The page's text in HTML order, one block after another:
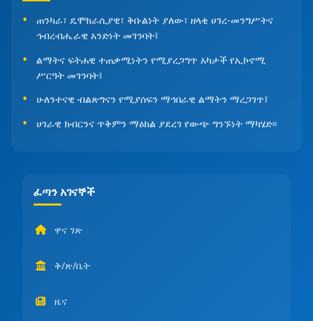
ጠንካራ፣ ዴሞክራሲያዊ፣ ቅቡልነት ያለው፣ ዘላቂ ሀገረ-መንግሥትና
ኅብረብሔራዊ አንድነት መገንባት፤
ልማትና ፍትሐዊ ተጠቃሚነትን የሚያረጋግጥ አካታች የኢኮኖሚ
ሥርዓት መገንባት፤
ሁለንተናዊ ብልጽግናን የሚያሰፍን ማኅበራዊ ልማትን ማረጋገጥ፤
ሀገራዊ ክብርንና ጥቅምን ማዕከል ያደረገ የውጭ ግንኙነት ማካሄድ፡፡
ፈጣን አገናኞች
ዋና ገጽ
ቅ/ጽ/ቤት
ዜና